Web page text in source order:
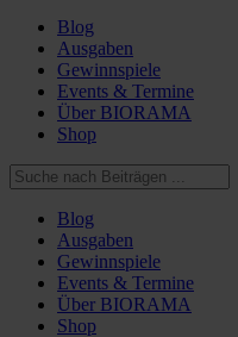
Blog
Ausgaben
Gewinnspiele
Events & Termine
Über BIORAMA
Shop
Blog
Ausgaben
Gewinnspiele
Events & Termine
Über BIORAMA
Shop